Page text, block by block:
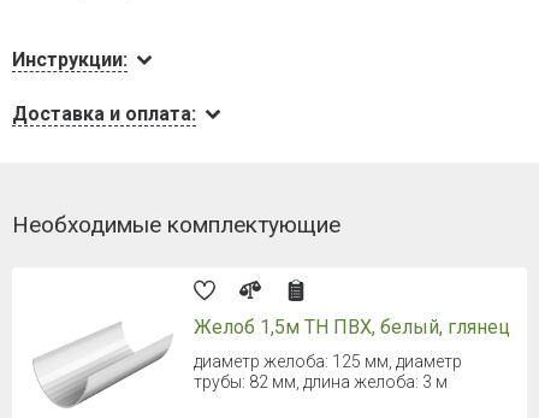
Инструкции:
Доставка и оплата:
Необходимые комплектующие
Желоб 1,5м ТН ПВХ, белый, глянец
диаметр желоба: 125 мм, диаметр
трубы: 82 мм, длина желоба: 3 м